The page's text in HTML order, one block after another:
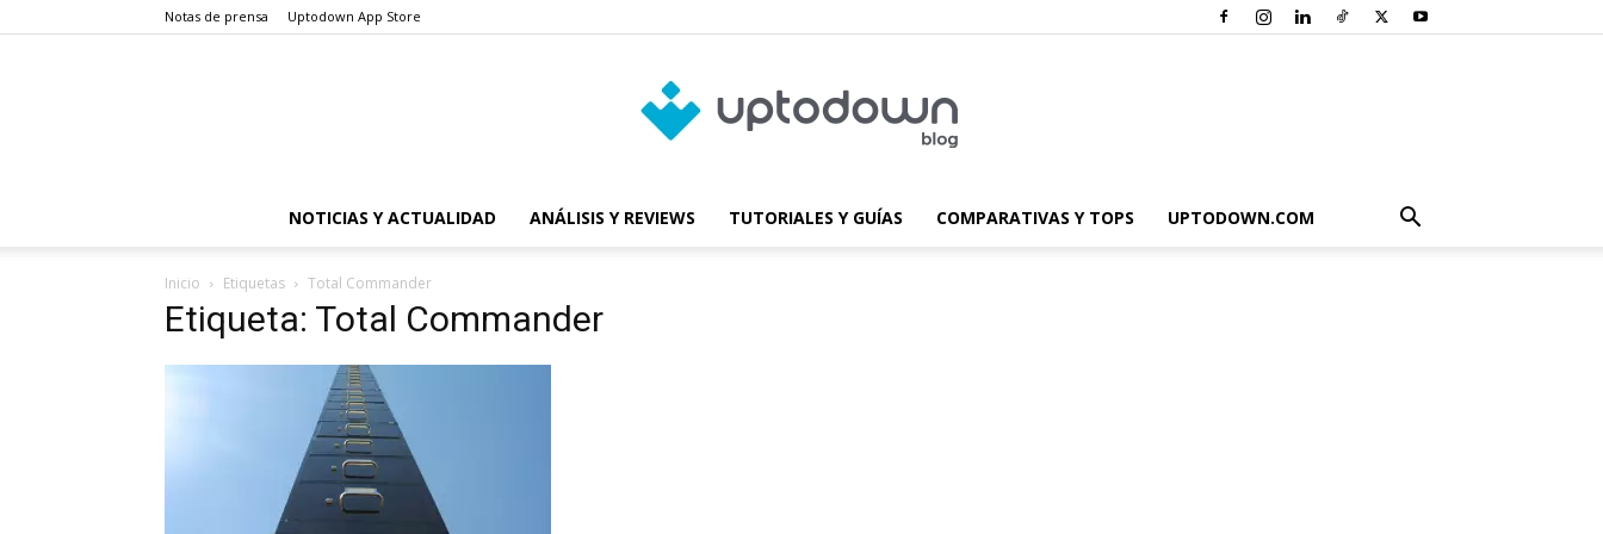
Notas de prensa Uptodown App Store
NOTICIAS Y ACTUALIDAD ANÁLISIS Y REVIEWS TUTORIALES Y GUÍAS COMPARATIVAS Y TOPS UPTODOWN.COM
Inicio Etiquetas Total Commander
Etiqueta: Total Commander